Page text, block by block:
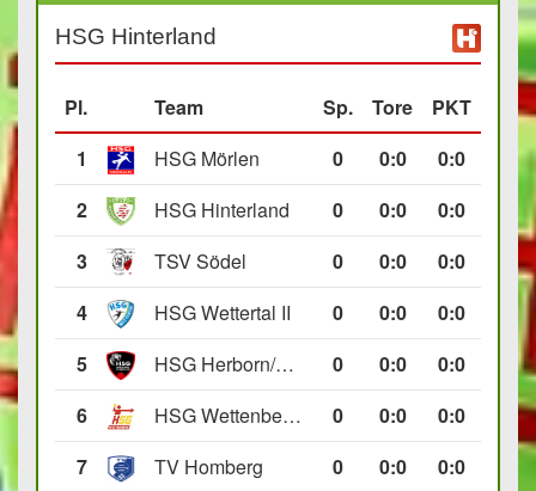
HSG Hinterland
Pl. Team Sp. Tore
PKT
1
HSG Mörlen 0 0:0
0:0
2
HSG Hinterland 0 0:0
0:0
3
TSV Södel 0 0:0
0:0
4
HSG Wettertal II 0 0:0
0:0
5
HSG Herborn/Seelbach 0 0:0
0:0
6
HSG Wettenberg III 0 0:0
0:0
7
TV Homberg 0 0:0
0:0